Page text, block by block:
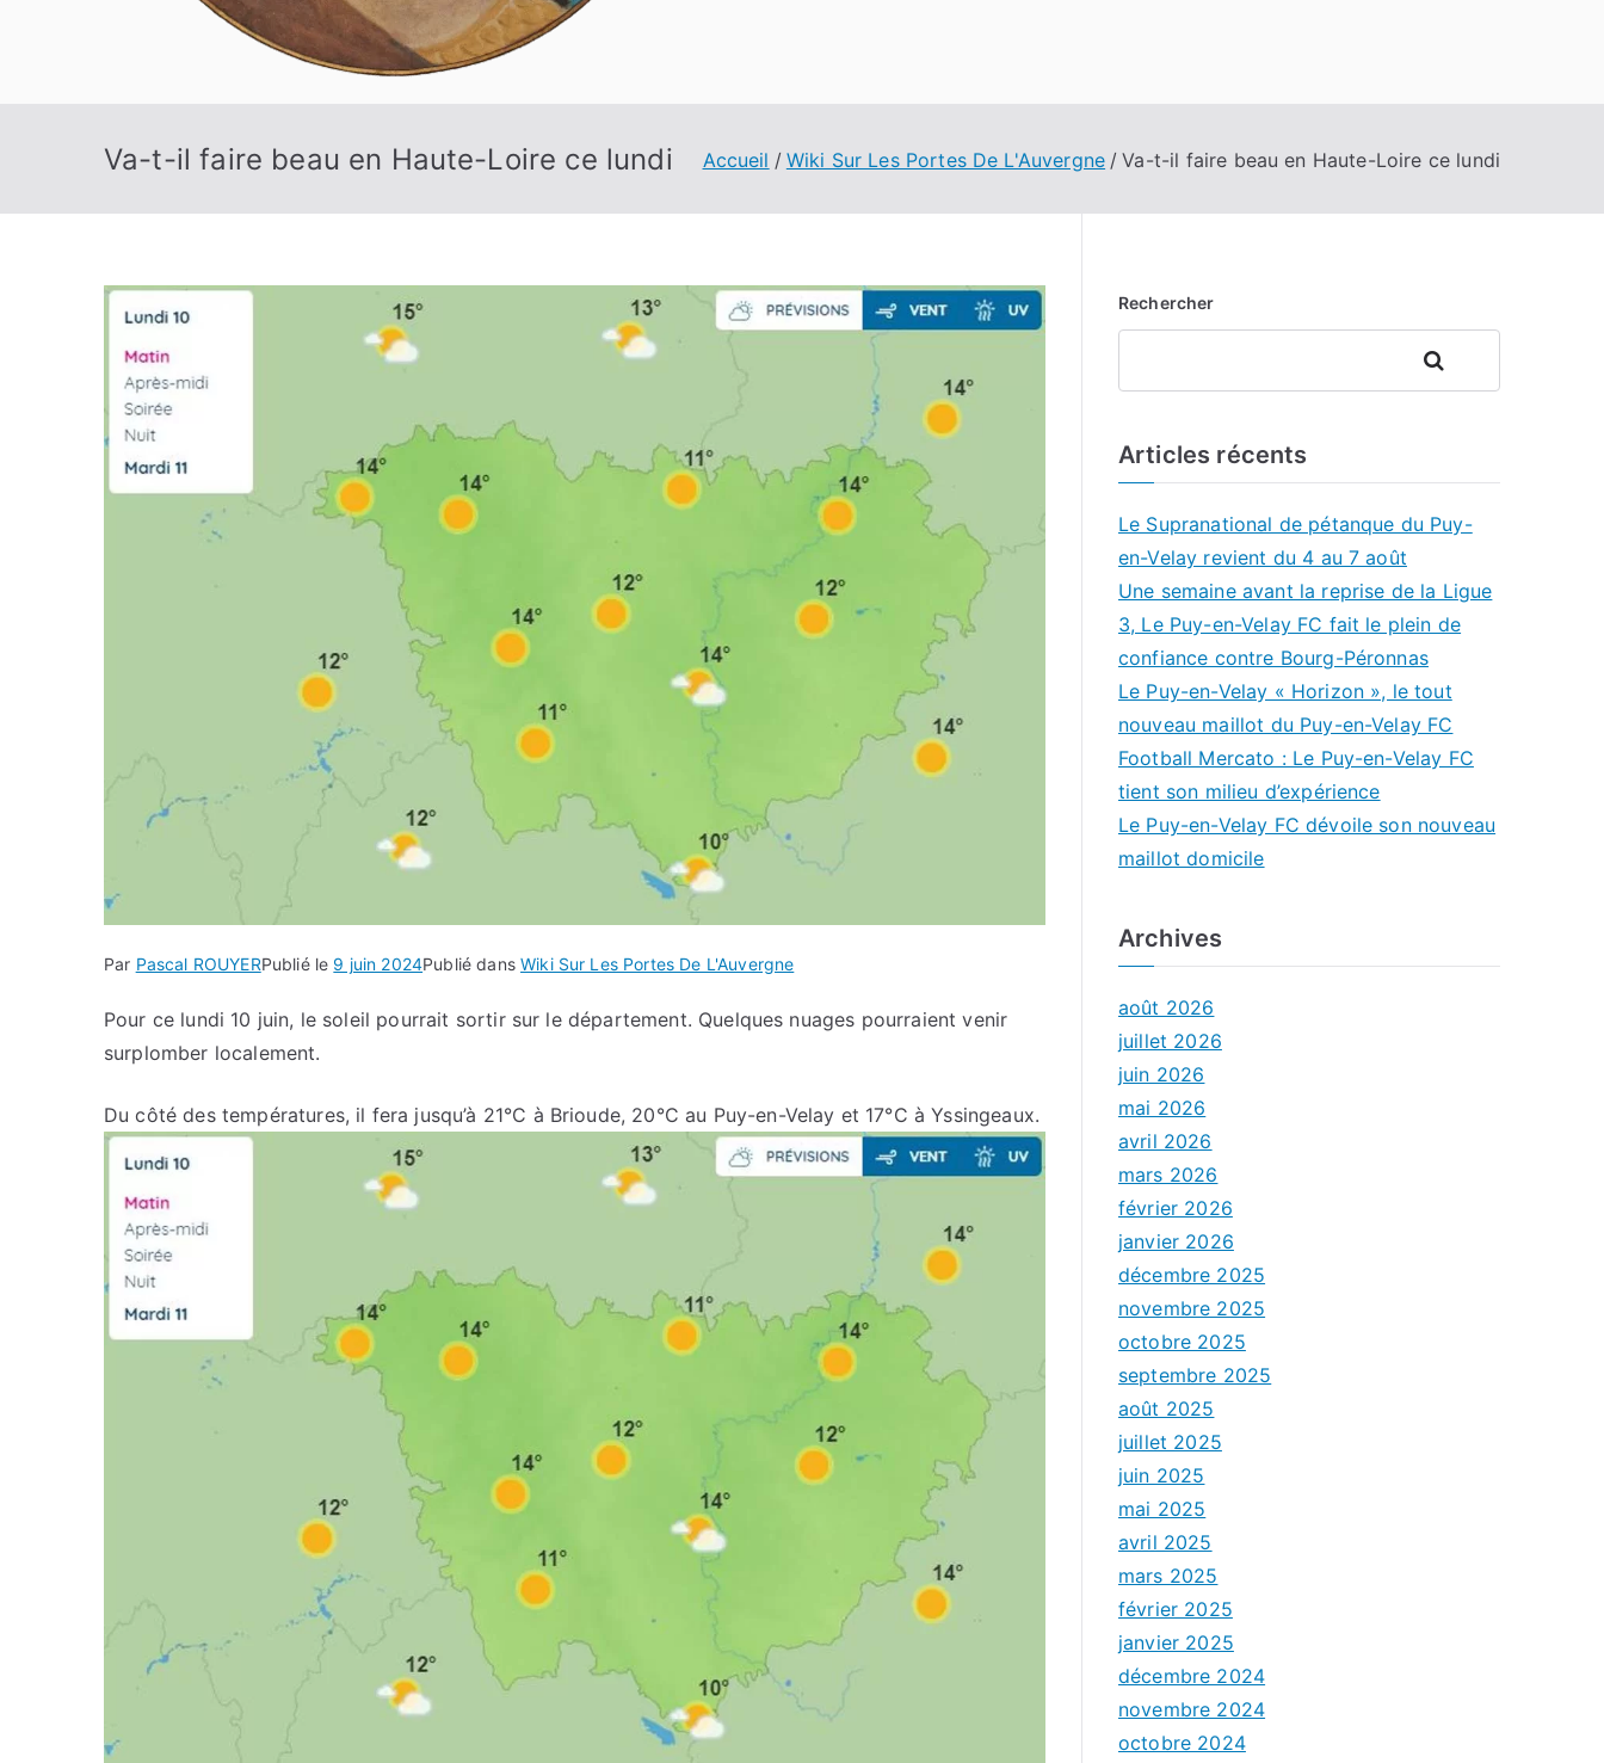
Va-t-il faire beau en Haute-Loire ce lundi Accueil Wiki Sur Les Portes De L'Auvergne Va-t-il faire beau en Haute-Loire ce lundi
Par Pascal ROUYERPublié le 9 juin 2024Publié dansWiki Sur Les Portes De L'Auvergne
Pour ce lundi 10 juin, le soleil pourrait sortir sur le département. Quelques nuages pourraient venir
surplomber localement.
Du côté des températures, il fera jusqu’à 21°C à Brioude, 20°C au Puy-en-Velay et 17°C à Yssingeaux.
Rechercher
Rechercher
Articles récents
Le Supranational de pétanque du Puy-
en-Velay revient du 4 au 7 août
Une semaine avant la reprise de la Ligue
3, Le Puy-en-Velay FC fait le plein de
confiance contre Bourg-Péronnas
Le Puy-en-Velay « Horizon », le tout
nouveau maillot du Puy-en-Velay FC
Football Mercato : Le Puy-en-Velay FC
tient son milieu d’expérience
Le Puy-en-Velay FC dévoile son nouveau
maillot domicile
Archives
août 2026
juillet 2026
juin 2026
mai 2026
avril 2026
mars 2026
février 2026
janvier 2026
décembre 2025
novembre 2025
octobre 2025
septembre 2025
août 2025
juillet 2025
juin 2025
mai 2025
avril 2025
mars 2025
février 2025
janvier 2025
décembre 2024
novembre 2024
octobre 2024